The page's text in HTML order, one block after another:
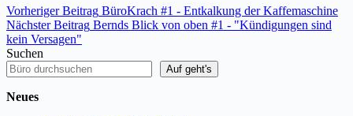
VorherigerBeitrag BüroKrach #1 - Entkalkung der Kaffemaschine
NächsterBeitrag Bernds Blick von oben #1 - "Kündigungen sind
kein Versagen"
Suchen
Auf geht's
Neues